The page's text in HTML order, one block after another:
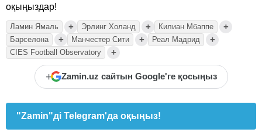
оқыңыздар!
Ламин Ямаль + Эрлинг Холанд + Килиан Мбаппе +
Барселона + Манчестер Сити + Реал Мадрид +
CIES Football Observatory +
+ Zamin.uz сайтын Google'ге қосыңыз
"Zamin"ді Telegram'да оқыңыз!